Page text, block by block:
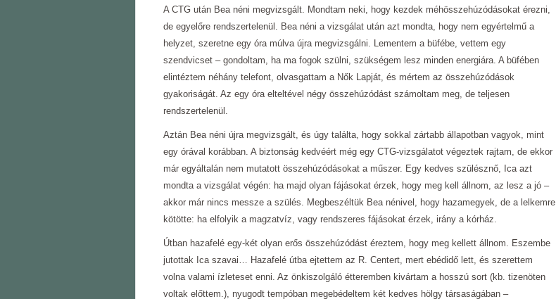
A CTG után Bea néni megvizsgált. Mondtam neki, hogy kezdek méhösszehúzódásokat érezni,
de egyelőre rendszertelenül. Bea néni a vizsgálat után azt mondta, hogy nem egyértelmű a
helyzet, szeretne egy óra múlva újra megvizsgálni. Lementem a büfébe, vettem egy
szendvicset – gondoltam, ha ma fogok szülni, szükségem lesz minden energiára. A büfében
elintéztem néhány telefont, olvasgattam a Nők Lapját, és mértem az összehúzódások
gyakoriságát. Az egy óra elteltével négy összehúzódást számoltam meg, de teljesen
rendszertelenül.
Aztán Bea néni újra megvizsgált, és úgy találta, hogy sokkal zártabb állapotban vagyok, mint
egy órával korábban. A biztonság kedvéért még egy CTG-vizsgálatot végeztek rajtam, de ekkor
már egyáltalán nem mutatott összehúzódásokat a műszer. Egy kedves szülésznő, Ica azt
mondta a vizsgálat végén: ha majd olyan fájásokat érzek, hogy meg kell állnom, az lesz a jó –
akkor már nincs messze a szülés. Megbeszéltük Bea nénivel, hogy hazamegyek, de a lelkemre
kötötte: ha elfolyik a magzatvíz, vagy rendszeres fájásokat érzek, irány a kórház.
Útban hazafelé egy-két olyan erős összehúzódást éreztem, hogy meg kellett állnom. Eszembe
jutottak Ica szavai… Hazafelé útba ejtettem az R. Centert, mert ebédidő lett, és szerettem
volna valami ízleteset enni. Az önkiszolgáló étteremben kivártam a hosszú sort (kb. tizenöten
voltak előttem.), nyugodt tempóban megebédeltem két kedves hölgy társaságában –